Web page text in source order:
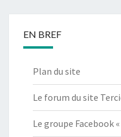
EN BREF
Plan du site
Le forum du site
Le groupe Facebook